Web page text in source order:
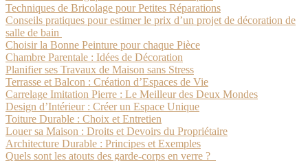
Techniques de Bricolage pour Petites Réparations
Conseils pratiques pour estimer le prix d’un projet de décoration de
salle de bain
Choisir la Bonne Peinture pour chaque Pièce
Chambre Parentale : Idées de Décoration
Planifier ses Travaux de Maison sans Stress
Terrasse et Balcon : Création d’Espaces de Vie
Carrelage Imitation Pierre : Le Meilleur des Deux Mondes
Design d’Intérieur : Créer un Espace Unique
Toiture Durable : Choix et Entretien
Louer sa Maison : Droits et Devoirs du Propriétaire
Architecture Durable : Principes et Exemples
Quels sont les atouts des garde-corps en verre ?